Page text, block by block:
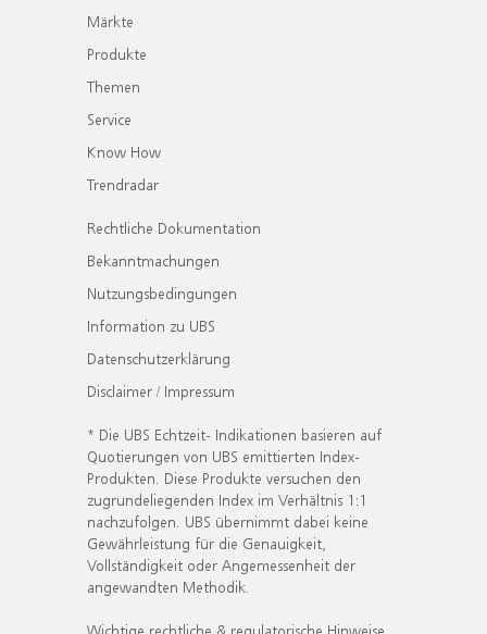
Märkte
Produkte
Themen
Service
Know How
Trendradar
Rechtliche Dokumentation
Bekanntmachungen
Nutzungsbedingungen
Information zu UBS
Datenschutzerklärung
Disclaimer / Impressum
* Die UBS Echtzeit- Indikationen basieren auf
Quotierungen von UBS emittierten Index-
Produkten. Diese Produkte versuchen den
zugrundeliegenden Index im Verhältnis 1:1
nachzufolgen. UBS übernimmt dabei keine
Gewährleistung für die Genauigkeit,
Vollständigkeit oder Angemessenheit der
angewandten Methodik.